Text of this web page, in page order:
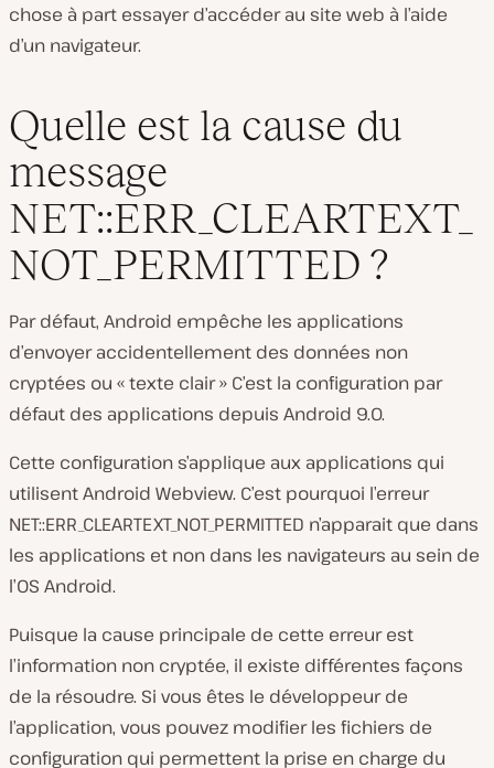
chose à part essayer d’accéder au site web à l’aide
d’un navigateur.
Quelle est la cause du
message
NET::ERR_CLEARTEXT_
NOT_PERMITTED ?
Par défaut, Android empêche les applications
d’envoyer accidentellement des données non
cryptées ou « texte clair » C’est la configuration par
défaut des applications depuis Android 9.0.
Cette configuration s’applique aux applications qui
utilisent Android Webview. C’est pourquoi l’erreur
NET::ERR_CLEARTEXT_NOT_PERMITTED n’apparait que dans
les applications et non dans les navigateurs au sein de
l’OS Android.
Puisque la cause principale de cette erreur est
l’information non cryptée, il existe différentes façons
de la résoudre. Si vous êtes le développeur de
l’application, vous pouvez modifier les fichiers de
configuration qui permettent la prise en charge du